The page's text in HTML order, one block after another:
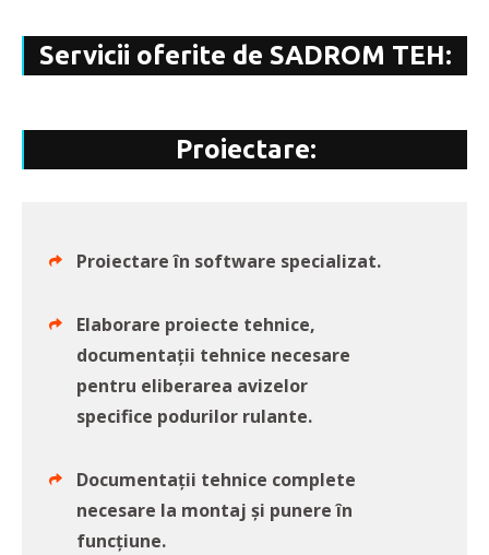
Servicii oferite de SADROM TEH:
Proiectare:
Proiectare în software specializat.
Elaborare proiecte tehnice,
documentații tehnice necesare
pentru eliberarea avizelor
specifice podurilor rulante.
Documentații tehnice complete
necesare la montaj și punere în
funcțiune.